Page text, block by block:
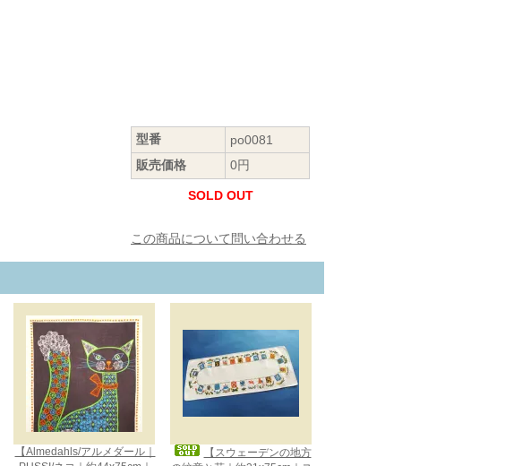
型番
po0081
販売価格
0円
SOLD OUT
この商品について問い合わせる
【Almedahls/アルメダール｜
【スウェーデンの地方